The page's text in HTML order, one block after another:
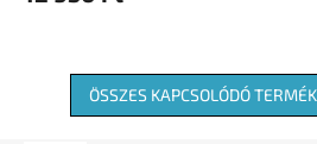
ÖSSZES KAPCSOLÓDÓ